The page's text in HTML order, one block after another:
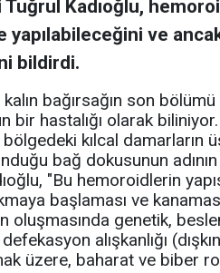
Tuğrul Kadıoğlu,
yapılabileceğini ve
bildirdi.
bağırsağın son
bir hastalığı olarak
kılcal damarların
bağ dokusunun
"Bu hemoroidlerin
başlaması ve
oluşmasında genetik,
alışkanlığı
üzere, baharat ve biber